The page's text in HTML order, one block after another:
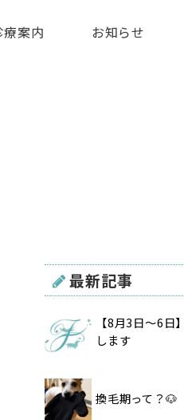
療案内 お知らせ
最新記事
【8月3日〜6日
します
換毛期って？🐶